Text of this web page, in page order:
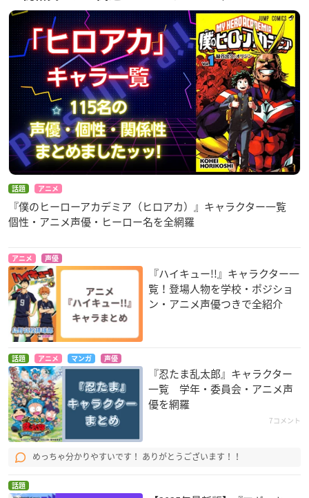
話題 アニメ
『僕のヒーローアカデミア（ヒロアカ）』キャラクター一覧
個性・アニメ声優・ヒーロー名を全網羅
アニメ 声優
『ハイキュー!!』キャラクター一
覧！登場人物を学校・ポジショ
ン・アニメ声優つきで全紹介
話題 アニメ マンガ 声優
『忍たま乱太郎』キャラクター
一覧 学年・委員会・アニメ声
優を網羅
7コメント
めっちゃ分かりやすいです！ ありがとうございます！！
話題